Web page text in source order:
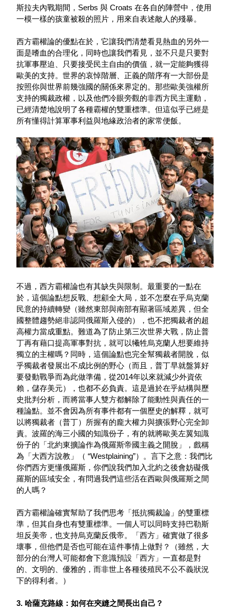
斯拉夫內戰期間，Serbs 與 Croats 在各自的陣營中，使用
一模一樣的孩童被殺的照片，用來自表述敵人的殘暴。
西方霸權論的優點在於，它讓我們清楚看見熱血的另外一
面是嗜血的合理化，同時也讓我們看見，並不只是只要對
抗軍事壓迫、只要接受民主自由的價值，就一定能夠獲得
歐美的支持。世界的哀悼階層、正義的階序有一大部份是
按照你與世界前幾強國的關係來界定的。那些歐美強權所
支持的獨裁政權，以及他們冷眼旁觀的非西方民主運動，
已經清楚地說明了各種霸權的雙重標準。但這似乎已經是
所有懂得計算軍事利益與地緣政治者的家常便飯。
不過，西方霸權論也有其缺失與限制。最重要的一點在
於，這個論點想反戰、想顧全大局，並不怎麼在乎烏克蘭
民意的持續轉變（雖然東部與南部有顯著區域差異，但全
國整體趨勢絕非認同俄羅斯入侵的），也不把獨裁者的超
高權力當成重點。難道為了防止第三次世界大戰，防止普
丁再有藉口提高軍事對抗，就可以犧牲烏克蘭人想要維持
獨立的主權嗎？同時，這個論點也完全幫獨裁者開脫，似
乎獨裁者發展出不成比例的野心（而且，普丁早就盤算好
要發動戰爭而為此做準備，從2014年以來就減少外資依
賴，儲存美元），也都不必負責。這是過於在乎結構與歷
史批判分析，而將當事人雙方都解除了能動性與責任的一
種論點。並不會因為所有事件都有一個歷史的解釋，就可
以將獨裁者（普丁）所握有的龐大權力與擴張野心完全卸
責。波羅的海三小國的知識份子，有的就將歐美左翼知識
份子的「北約東擴論作為俄羅斯帝國主義之開脫」，戲稱
為「大西方說教」（ “Westplaining”）。言下之意：我們比
你們西方更懂俄羅斯，你們說我們加入北約之後會妨礙俄
羅斯的區域安全，有問過我們這些活在西歐與俄羅斯之間
的人嗎？
西方霸權論確實幫助了我們思考「抵抗獨裁論」的雙重標
準，但其自身也有雙重標準。一個人可以同時支持巴勒斯
坦反美帝，也支持烏克蘭反俄帝。「西方」確實做了很多
壞事，但他們是否也可能在這件事情上做對？（雖然，大
部分的台灣人可能都會下意識預設「西方」一直都是對
的、文明的、優雅的，而非世上各種後殖民不公不義狀況
下的得利者。）
3. 哈薩克路線：如何在夾縫之間長出自己？